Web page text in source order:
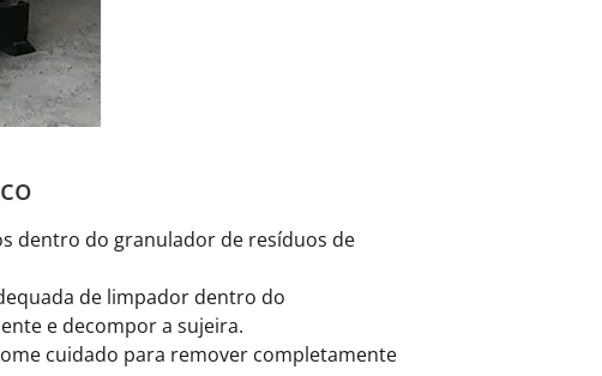
dentro do granulador de resíduos de
de limpador dentro do
e decompor a sujeira.
cuidado para remover completamente